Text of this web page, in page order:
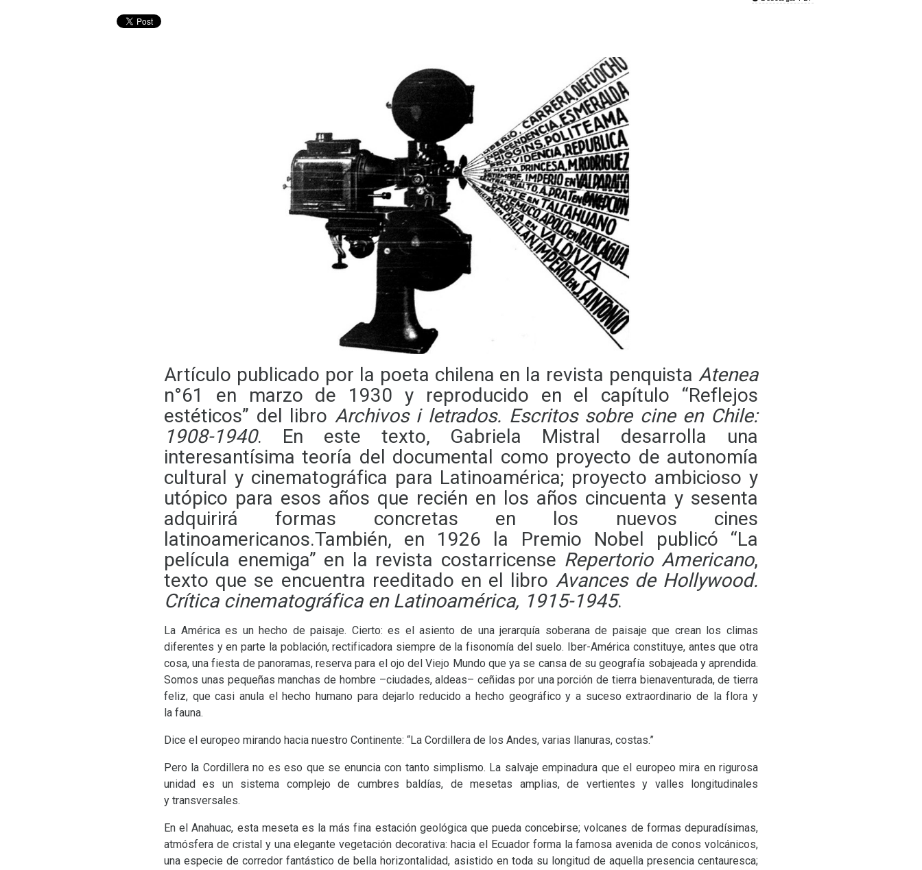
Artículo publicado por la poeta chilena en la revista penquistaAtenea
n°61 en marzo de 1930 y reproducido en el capítulo “Reflejos
estéticos” del libro Archivos i letrados. Escritos sobre cine en Chile:
1908-1940. En este texto, Gabriela Mistral desarrolla una
interesantísima teoría del documental como proyecto de autonomía
cultural y cinematográfica para Latinoamérica; proyecto ambicioso y
utópico para esos años que recién en los años cincuenta y sesenta
adquirirá formas concretas en los nuevos cines
latinoamericanos.También, en 1926 la Premio Nobel publicó “La
película enemiga” en la revista costarricense Repertorio Americano,
texto que se encuentra reeditado en el libro Avances de Hollywood.
Crítica cinematográfica en Latinoamérica, 1915-1945.
La América es un hecho de paisaje. Cierto: es el asiento de una jerarquía soberana de paisaje que crean los climas
diferentes y en parte la población, rectificadora siempre de la fisonomía del suelo. Iber-América constituye, antes que otra
cosa, una fiesta de panoramas, reserva para el ojo del Viejo Mundo que ya se cansa de su geografía sobajeada y aprendida.
Somos unas pequeñas manchas de hombre –ciudades, aldeas– ceñidas por una porción de tierra bienaventurada, de tierra
feliz, que casi anula el hecho humano para dejarlo reducido a hecho geográfico y a suceso extraordinario de la flora y
la fauna.
Dice el europeo mirando hacia nuestro Continente: “La Cordillera de los Andes, varias llanuras, costas.”
Pero la Cordillera no es eso que se enuncia con tanto simplismo. La salvaje empinadura que el europeo mira en rigurosa
unidad es un sistema complejo de cumbres baldías, de mesetas amplias, de vertientes y valles longitudinales
y transversales.
En el Anahuac, esta meseta es la más fina estación geológica que pueda concebirse; volcanes de formas depuradísimas,
atmósfera de cristal y una elegante vegetación decorativa: hacia el Ecuador forma la famosa avenida de conos volcánicos,
una especie de corredor fantástico de bella horizontalidad, asistido en toda su longitud de aquella presencia centauresca;